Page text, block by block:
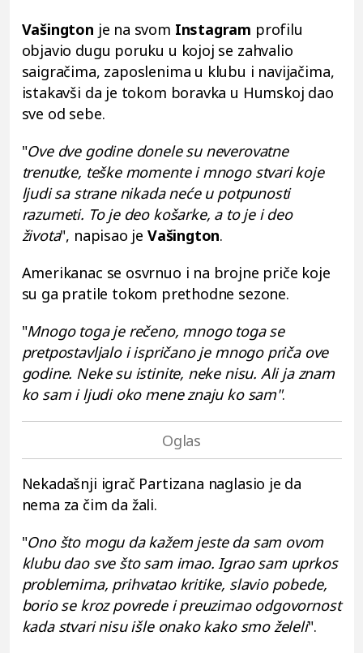
Vašington je na svom Instagram profilu
objavio dugu poruku u kojoj se zahvalio
saigračima, zaposlenima u klubu i navijačima,
istakavši da je tokom boravka u Humskoj dao
sve od sebe.
"Ove dve godine donele su neverovatne
trenutke, teške momente i mnogo stvari koje
ljudi sa strane nikada neće u potpunosti
razumeti. To je deo košarke, a to je i deo
života", napisao je Vašington.
Amerikanac se osvrnuo i na brojne priče koje
su ga pratile tokom prethodne sezone.
"Mnogo toga je rečeno, mnogo toga se
pretpostavljalo i ispričano je mnogo priča ove
godine. Neke su istinite, neke nisu. Ali ja znam
ko sam i ljudi oko mene znaju ko sam".
Nekadašnji igrač Partizana naglasio je da
nema za čim da žali.
"Ono što mogu da kažem jeste da sam ovom
klubu dao sve što sam imao. Igrao sam uprkos
problemima, prihvatao kritike, slavio pobede,
borio se kroz povrede i preuzimao odgovornost
kada stvari nisu išle onako kako smo želeli".